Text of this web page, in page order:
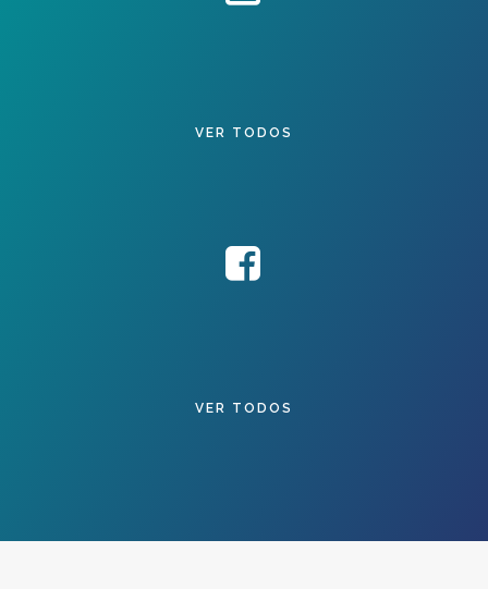
VER TODOS
VER TODOS